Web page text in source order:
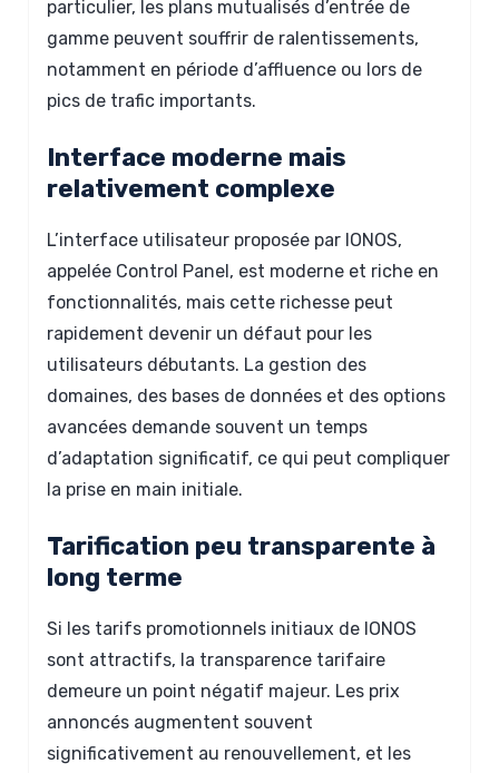
particulier, les plans mutualisés d’entrée de
gamme peuvent souffrir de ralentissements,
notamment en période d’affluence ou lors de
pics de trafic importants.
Interface moderne mais
relativement complexe
L’interface utilisateur proposée par IONOS,
appelée Control Panel, est moderne et riche en
fonctionnalités, mais cette richesse peut
rapidement devenir un défaut pour les
utilisateurs débutants. La gestion des
domaines, des bases de données et des options
avancées demande souvent un temps
d’adaptation significatif, ce qui peut compliquer
la prise en main initiale.
Tarification peu transparente à
long terme
Si les tarifs promotionnels initiaux de IONOS
sont attractifs, la transparence tarifaire
demeure un point négatif majeur. Les prix
annoncés augmentent souvent
significativement au renouvellement, et les